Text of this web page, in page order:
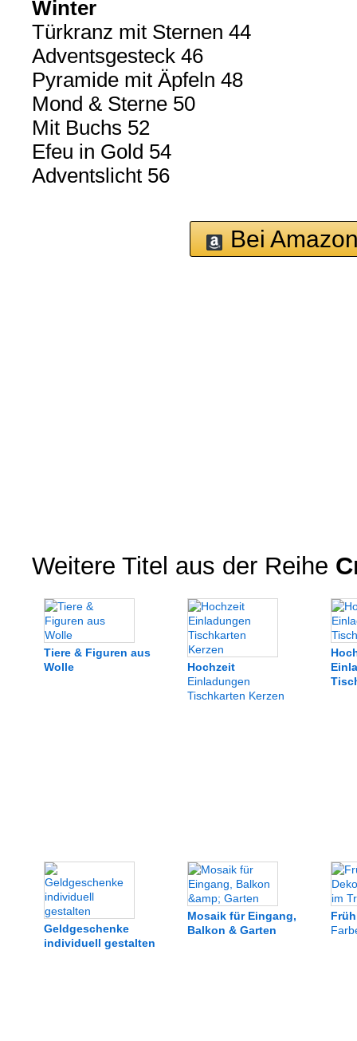
Winter
Türkranz mit Sternen 44
Adventsgesteck 46
Pyramide mit Äpfeln 48
Mond & Sterne 50
Mit Buchs 52
Efeu in Gold 54
Adventslicht 56
Bei
Weitere Titel aus der Reihe
Tiere & Figuren aus
Wolle
Hochzeit
Einladungen
Tischkarten Kerzen
Geldgeschenke
individuell gestalten
Mosaik für Eingang,
Balkon & Garten